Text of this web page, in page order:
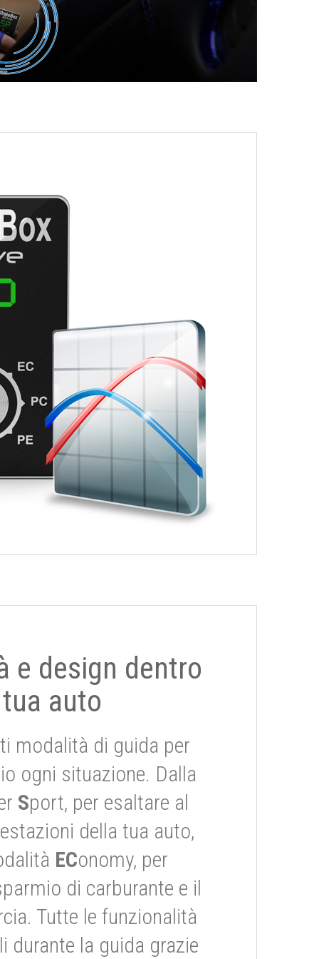
e design dentro
auto
modalità di guida per
ogni situazione. Dalla
Sport, per esaltare al
della tua auto,
EConomy, per
di carburante e il
Tutte le funzionalità
durante la guida grazie